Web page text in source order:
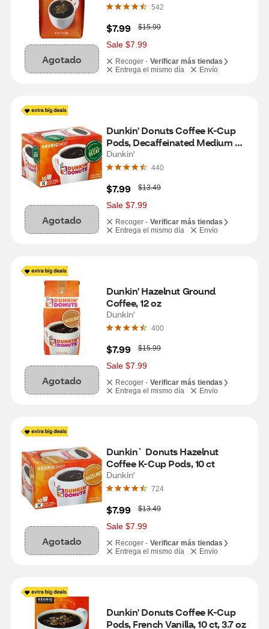
Agotado
542
$7.99
W
a
s
$15.99
Sale $7.99
Recoger - Verificar más tiendas
Entrega el mismo día
Envío
Agotado
Dunkin' Donuts Coffee K-Cup
Pods, Decaffeinated Medium
Roast, 10 ct, 3.7 oz
Dunkin'
440
$7.99
W
a
s
$13.49
Sale $7.99
Recoger - Verificar más tiendas
Entrega el mismo día
Envío
Agotado
Dunkin' Hazelnut Ground
Coffee, 12 oz
Dunkin'
400
$7.99
W
a
s
$15.99
Sale $7.99
Recoger - Verificar más tiendas
Entrega el mismo día
Envío
Agotado
Dunkin` Donuts Hazelnut
Coffee K-Cup Pods, 10 ct
Dunkin'
724
$7.99
W
a
s
$13.49
Sale $7.99
Recoger - Verificar más tiendas
Entrega el mismo día
Envío
Dunkin' Donuts Coffee K-Cup
Pods, French Vanilla, 10 ct, 3.7 oz